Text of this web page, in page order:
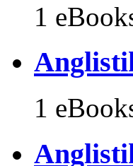
1
1